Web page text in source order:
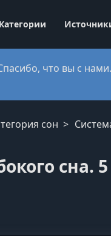
Категории
что вы с
сон
сна.